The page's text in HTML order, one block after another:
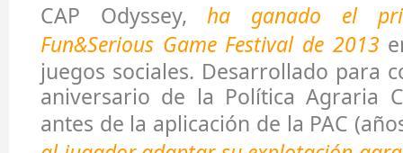
CAP Odyssey,ha ganado el
Fun&Serious Game Festival de 2013
juegos sociales. Desarrollado para
aniversario de la Política Agraria
antes de la aplicación de la PAC